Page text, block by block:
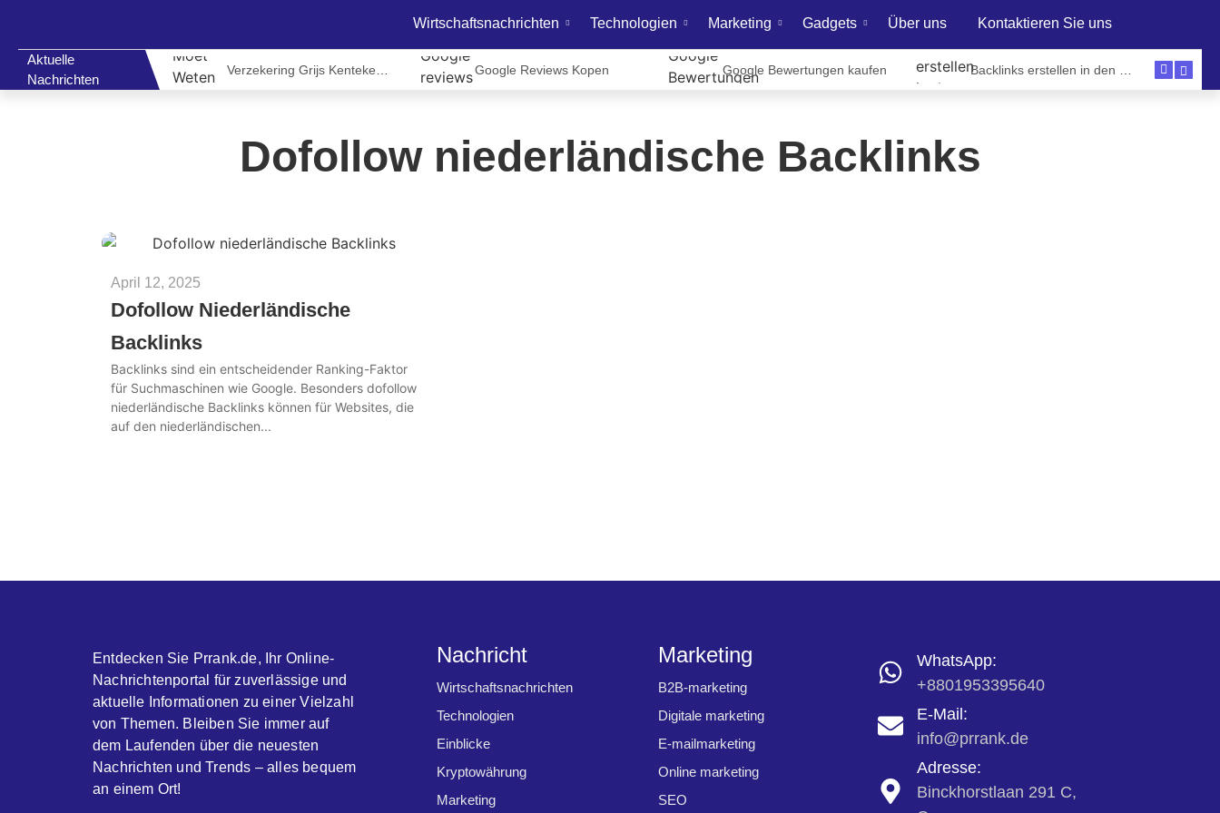
Wirtschaftsnachrichten Technologien Marketing Gadgets Über uns Kontaktieren Sie uns
Aktuelle
Nachrichten
Google Reviews Kopen Google Bewertungen kaufen
Dofollow niederländische Backlinks
April 12, 2025
Dofollow Niederländische
Backlinks
Backlinks sind ein entscheidender Ranking-Faktor
für Suchmaschinen wie Google. Besonders dofollow
niederländische Backlinks können für Websites, die
auf den niederländischen...
Entdecken Sie Prrank.de, Ihr Online-
Nachrichtenportal für zuverlässige und
aktuelle Informationen zu einer Vielzahl
von Themen. Bleiben Sie immer auf
dem Laufenden über die neuesten
Nachrichten und Trends – alles bequem
an einem Ort!
Nachricht
Wirtschaftsnachrichten
Technologien
Einblicke
Kryptowährung
Marketing
Marketing
B2B-marketing
Digitale marketing
E-mailmarketing
Online marketing
SEO
WhatsApp:
+8801953395640
E-Mail:
info@prrank.de
Adresse:
Binckhorstlaan 291 C,